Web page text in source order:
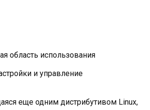
область использования
и управление
еще одним дистрибутивом Linux,